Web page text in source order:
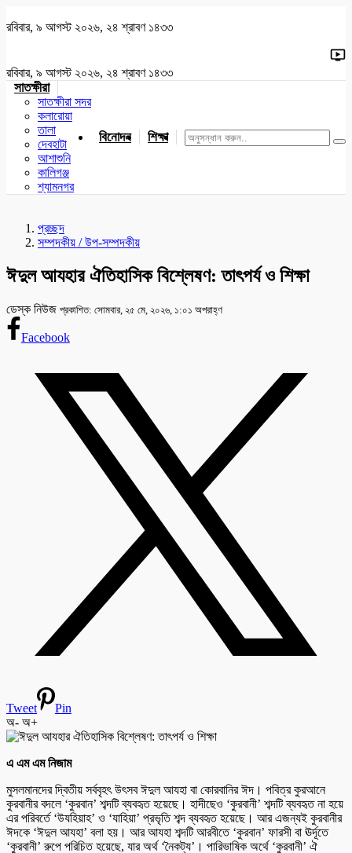
রবিবার, ৯ আগস্ট ২০২৬, ২৪ শ্রাবণ ১৪৩৩
রবিবার, ৯ আগস্ট ২০২৬, ২৪ শ্রাবণ ১৪৩৩
সাতক্ষীরা
সাতক্ষীরা সদর
কলারোয়া
তালা
দেবহাটা
আশাশুনি
কালিগঞ্জ
শ্যামনগর
বিনোদন শিক্ষা খেলাধুলা জাতীয় যশোর
প্রচ্ছদ
সম্পদকীয় / উপ-সম্পদকীয়
ঈদুল আযহার ঐতিহাসিক বিশ্লেষণ: তাৎপর্য ও শিক্ষা
ডেস্ক নিউজ প্রকাশিত: সোমবার, ২৫ মে, ২০২৬, ১:০১ অপরাহ্ণ
Facebook
Tweet
Pin
অ- অ+
এ এম এম নিজাম
মুসলমানদের দ্বিতীয় সর্ববৃহৎ উৎসব ঈদুল আযহা বা কোরবানির ঈদ। পবিত্র কুরআনে
কুরবানীর বদলে ‘কুরবান’ শব্দটি ব্যবহৃত হয়েছে। হাদীছেও ‘কুরবানী’ শব্দটি ব্যবহৃত না হয়ে
এর পরিবর্তে ‘উযহিয়াহ’ ও ‘যাহিয়া’ প্রভৃতি শব্দ ব্যবহৃত হয়েছে। আর এজন্যই কুরবানীর
ঈদকে ‘ঈদুল আযহা’ বলা হয়। আর আযহা শব্দটি আরবীতে ‘কুরবান’ ফারসী বা ঊর্দূতে
‘কুরবানী’ রুপে পরিচিত হয়েছে, যার অর্থ ‘নৈকট্য’। পারিভাষিক অর্থে ‘কুরবানী’ ঐ